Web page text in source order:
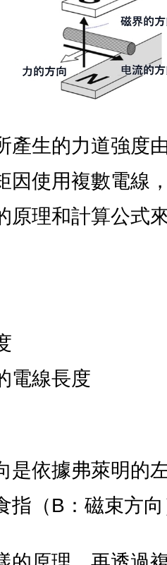
產生的力道強度
因使用複數電線
原理和計算公式
電線長度
是依據弗萊明的
指（B：磁束方